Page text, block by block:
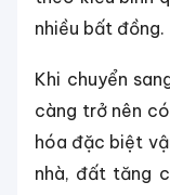
nhiều bất đồng.
Khi chuyển
càng trở nên
hóa đặc biệt
nhà, đất tăng